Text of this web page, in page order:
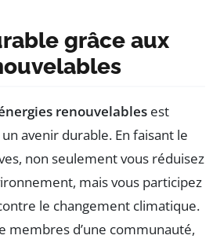
grâce aux
renouvelables est
avenir durable. En faisant le
non seulement vous réduisez
mais vous participez
le changement climatique.
membres d’une communauté,